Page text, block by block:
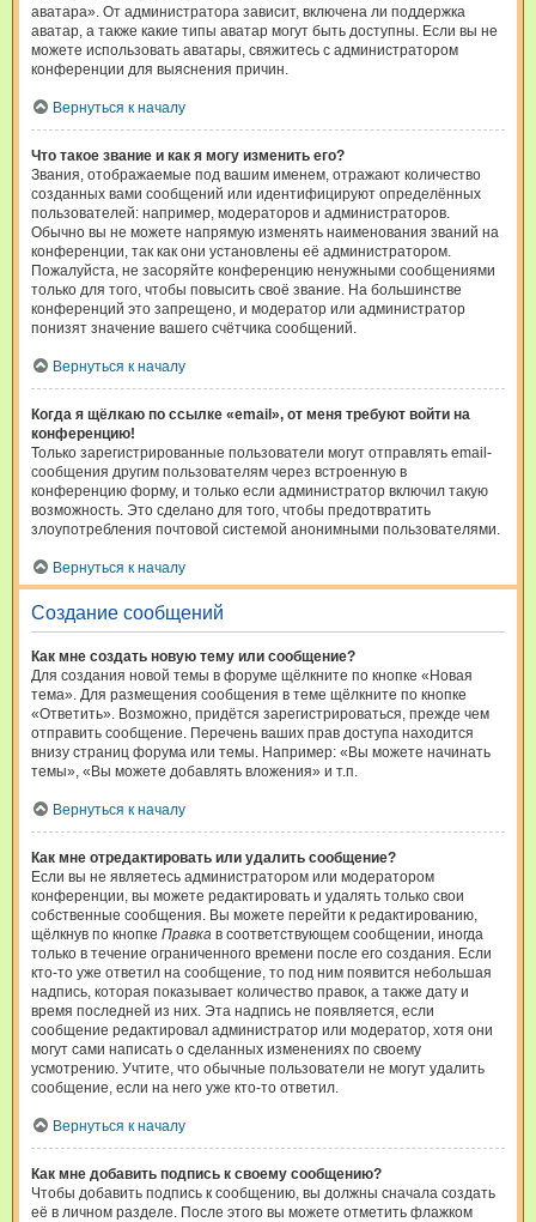
аватара». От администратора зависит, включена ли поддержка
аватар, а также какие типы аватар могут быть доступны. Если вы не
можете использовать аватары, свяжитесь с администратором
конференции для выяснения причин.
Вернуться к началу
Что такое звание и как я могу изменить его?
Звания, отображаемые под вашим именем, отражают количество
созданных вами сообщений или идентифицируют определённых
пользователей: например, модераторов и администраторов.
Обычно вы не можете напрямую изменять наименования званий на
конференции, так как они установлены её администратором.
Пожалуйста, не засоряйте конференцию ненужными сообщениями
только для того, чтобы повысить своё звание. На большинстве
конференций это запрещено, и модератор или администратор
понизят значение вашего счётчика сообщений.
Вернуться к началу
Когда я щёлкаю по ссылке «email», от меня требуют войти на
конференцию!
Только зарегистрированные пользователи могут отправлять email-
сообщения другим пользователям через встроенную в
конференцию форму, и только если администратор включил такую
возможность. Это сделано для того, чтобы предотвратить
злоупотребления почтовой системой анонимными пользователями.
Вернуться к началу
Создание сообщений
Как мне создать новую тему или сообщение?
Для создания новой темы в форуме щёлкните по кнопке «Новая
тема». Для размещения сообщения в теме щёлкните по кнопке
«Ответить». Возможно, придётся зарегистрироваться, прежде чем
отправить сообщение. Перечень ваших прав доступа находится
внизу страниц форума или темы. Например: «Вы можете начинать
темы», «Вы можете добавлять вложения» и т.п.
Вернуться к началу
Как мне отредактировать или удалить сообщение?
Если вы не являетесь администратором или модератором
конференции, вы можете редактировать и удалять только свои
собственные сообщения. Вы можете перейти к редактированию,
щёлкнув по кнопке Правка в соответствующем сообщении, иногда
только в течение ограниченного времени после его создания. Если
кто-то уже ответил на сообщение, то под ним появится небольшая
надпись, которая показывает количество правок, а также дату и
время последней из них. Эта надпись не появляется, если
сообщение редактировал администратор или модератор, хотя они
могут сами написать о сделанных изменениях по своему
усмотрению. Учтите, что обычные пользователи не могут удалить
сообщение, если на него уже кто-то ответил.
Вернуться к началу
Как мне добавить подпись к своему сообщению?
Чтобы добавить подпись к сообщению, вы должны сначала создать
её в личном разделе. После этого вы можете отметить флажком